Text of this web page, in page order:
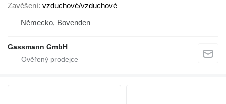
Zavěšení vzduchové/vzduchové
Německo, Bovenden
Gassmann GmbH